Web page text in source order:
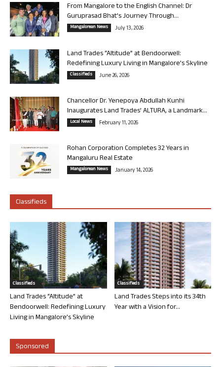
From Mangalore to the English Channel: Dr
Guruprasad Bhat’s Journey Through...
Mangalorean News July 13, 2026
Land Trades “Altitude” at Bendoorwell:
Redefining Luxury Living in Mangalore’s Skyline
Classifieds June 26, 2026
Chancellor Dr. Yenepoya Abdullah Kunhi
Inaugurates Land Trades’ ALTURA, a Landmark...
Local News February 11, 2026
Rohan Corporation Completes 32 Years in
Mangaluru Real Estate
Mangalorean News January 14, 2026
Classifieds
Classifieds
Land Trades “Altitude” at
Bendoorwell: Redefining Luxury
Living in Mangalore’s Skyline
Classifieds
Land Trades Steps into its 34th
Year with a Vision for...
Sponsored